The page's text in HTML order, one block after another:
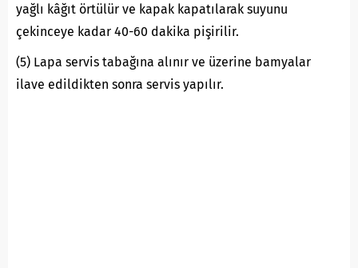
yağlı kâğıt örtülür ve kapak kapatılarak suyunu
çekinceye kadar 40-60 dakika pişirilir.
(5) Lapa servis tabağına alınır ve üzerine bamyalar
ilave edildikten sonra servis yapılır.